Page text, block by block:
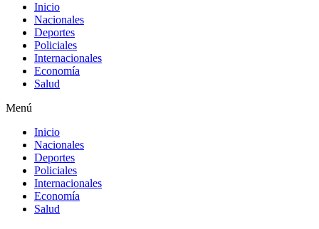
Inicio
Nacionales
Deportes
Policiales
Internacionales
Economía
Salud
Menú
Inicio
Nacionales
Deportes
Policiales
Internacionales
Economía
Salud